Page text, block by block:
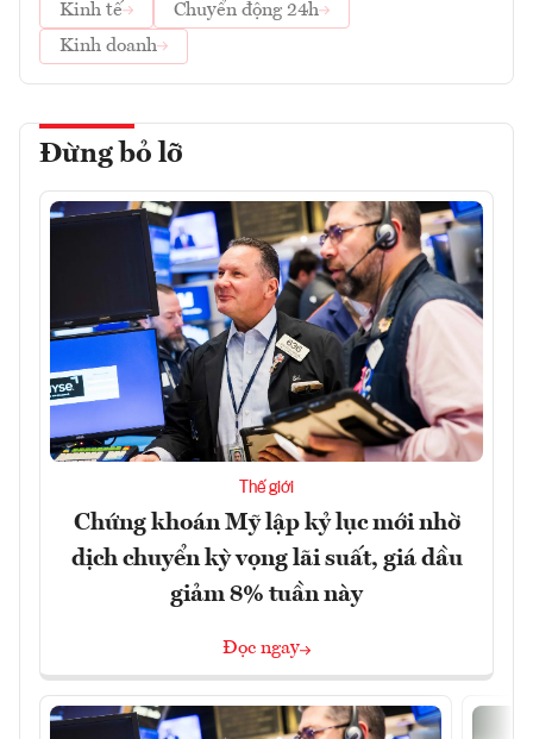
Kinh tế
Chuyển động 24h
Kinh doanh
Đừng bỏ lỡ
Thế giới
Chứng khoán Mỹ lập kỷ lục mới nhờ
dịch chuyển kỳ vọng lãi suất, giá dầu
giảm 8% tuần này
Đọc ngay